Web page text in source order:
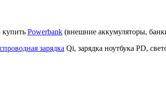
Powerbank (внешние аккумуляторы,
зарядка Qi, зарядка ноутбука PD,